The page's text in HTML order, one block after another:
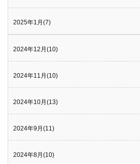
2025年1月(7)
2024年12月(10)
2024年11月(10)
2024年10月(13)
2024年9月(11)
2024年8月(10)